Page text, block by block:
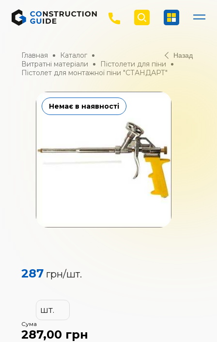
Главная
Каталог
Витратні матеріали
Пістолети для піни
Пістолет для монтажної піни "СТАНДАРТ"
Назад
Немає в наявності
287 грн/шт.
шт.
Сума
287,00 грн